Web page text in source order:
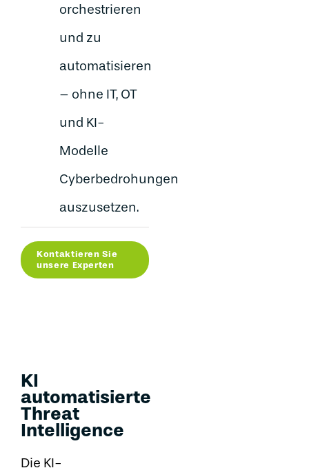
orchestrieren
und zu
automatisieren
– ohne IT, OT
und KI-
Modelle
Cyberbedrohungen
auszusetzen.
Kontaktieren Sie
unsere Experten
KI
automatisierte
Threat
Intelligence
Die KI-